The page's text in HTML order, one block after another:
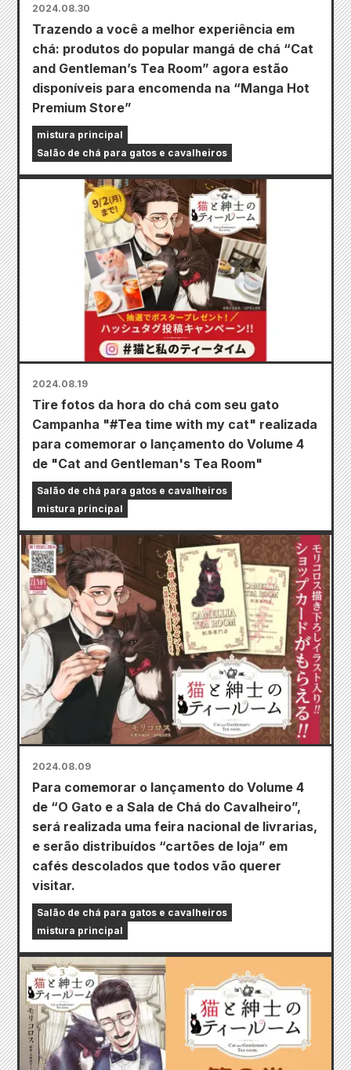
2024.08.30
Trazendo a você a melhor experiência em
chá: produtos do popular mangá de chá “Cat
and Gentleman’s Tea Room” agora estão
disponíveis para encomenda na “Manga Hot
Premium Store”
mistura principal
Salão de chá para gatos e cavalheiros
2024.08.19
Tire fotos da hora do chá com seu gato
Campanha "#Tea time with my cat" realizada
para comemorar o lançamento do Volume 4
de "Cat and Gentleman's Tea Room"
Salão de chá para gatos e cavalheiros
mistura principal
2024.08.09
Para comemorar o lançamento do Volume 4
de “O Gato e a Sala de Chá do Cavalheiro”,
será realizada uma feira nacional de livrarias,
e serão distribuídos “cartões de loja” em
cafés descolados que todos vão querer
visitar.
Salão de chá para gatos e cavalheiros
mistura principal